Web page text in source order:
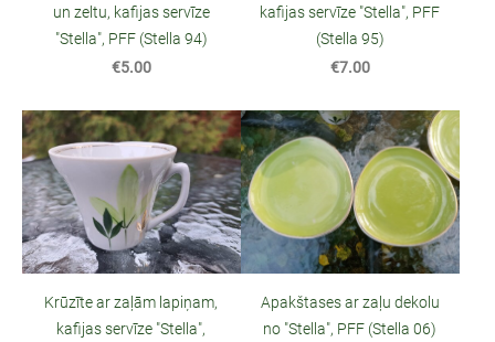
un zeltu, kafijas servīze
"Stella", PFF (Stella 94)
€5.00
kafijas servīze "Stella", PFF
(Stella 95)
€7.00
Krūzīte ar zaļām lapiņam,
kafijas servīze "Stella",
Apakštases ar zaļu dekolu
no "Stella", PFF (Stella 06)